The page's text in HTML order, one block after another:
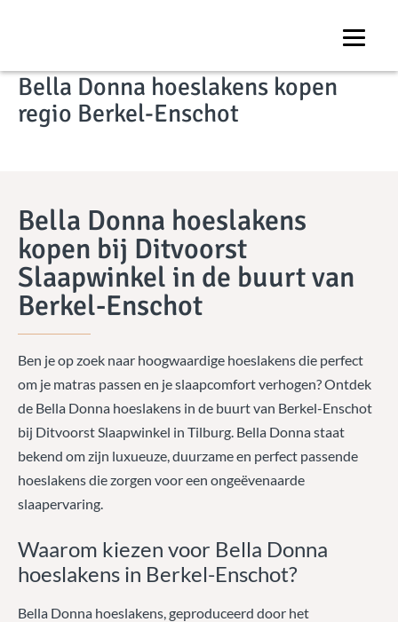
Bella Donna hoeslakens kopen
regio Berkel-Enschot
Bella Donna hoeslakens
kopen bij Ditvoorst
Slaapwinkel in de buurt van
Berkel-Enschot
Ben je op zoek naar hoogwaardige hoeslakens die perfect
om je matras passen en je slaapcomfort verhogen? Ontdek
de Bella Donna hoeslakens in de buurt van Berkel-Enschot
bij Ditvoorst Slaapwinkel in Tilburg. Bella Donna staat
bekend om zijn luxueuze, duurzame en perfect passende
hoeslakens die zorgen voor een ongeëvenaarde
slaapervaring.
Waarom kiezen voor Bella Donna
hoeslakens in Berkel-Enschot?
Bella Donna hoeslakens, geproduceerd door het